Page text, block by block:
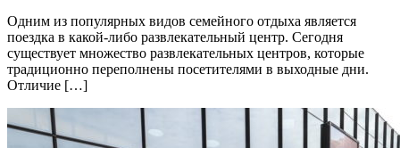
Одним из популярных видов семейного отдыха является
поездка в какой-либо развлекательный центр. Сегодня
существует множество развлекательных центров, которые
традиционно переполнены посетителями в выходные дни.
Отличие […]